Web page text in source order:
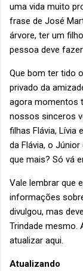
uma vida muito
frase de José
árvore, ter um
pessoa deve
Que bom ter tido
privado da
agora momentos
nossos sinceros
filhas Flávia, Lívia
da Flávia, o
que mais? Só vá
Vale lembrar que
informações
divulgou, mas
Trindade
atualizar aqui.
Atualizando